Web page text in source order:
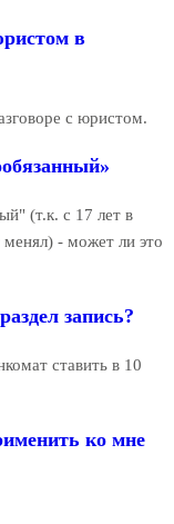
в
с юристом.
(т.к. с 17 лет в
менял) - может ли это
запись?
ставить в 10
ко мне